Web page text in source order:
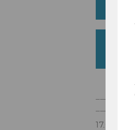
17.00 -